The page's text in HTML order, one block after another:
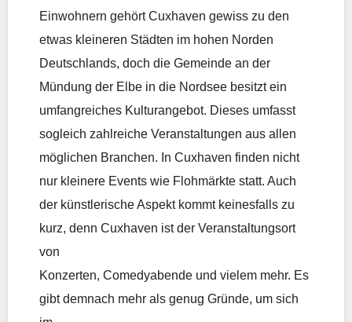
Einwohnern gehört Cuxhaven gewiss zu den
etwas kleineren Städten im hohen Norden
Deutschlands, doch die Gemeinde an der
Mündung der Elbe in die Nordsee besitzt ein
umfangreiches Kulturangebot. Dieses umfasst
sogleich zahlreiche Veranstaltungen aus allen
möglichen Branchen. In Cuxhaven finden nicht
nur kleinere Events wie Flohmärkte statt. Auch
der künstlerische Aspekt kommt keinesfalls zu
kurz, denn Cuxhaven ist der Veranstaltungsort
von
Konzerten, Comedyabende und vielem mehr. Es
gibt demnach mehr als genug Gründe, um sich